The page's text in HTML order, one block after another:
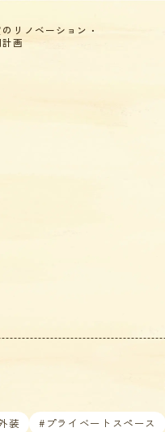
リノベーション・
画
装 #プライベートスペース